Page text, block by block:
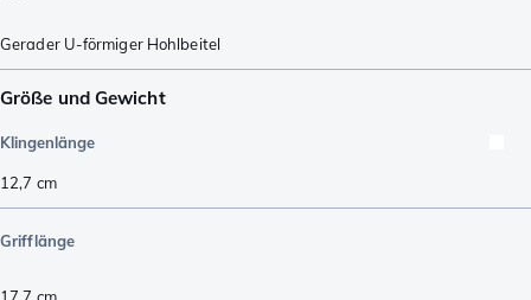
Gerader U-förmiger Hohlbeitel
Größe und Gewicht
Klingenlänge
12,7 cm
Grifflänge